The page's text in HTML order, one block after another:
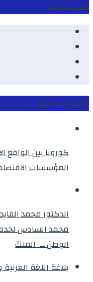
ابقى متصلا
الأكثر مشاهدة
كورونا بين الواقع
المؤسسات
الدكتور محمد
محمد السادس لخدمة
الوطن ــ الملك
بلاغة اللغة